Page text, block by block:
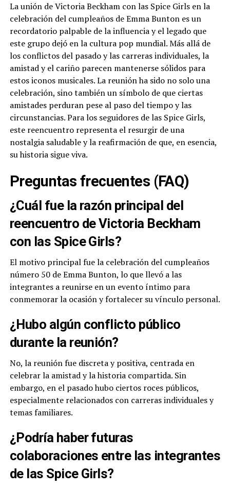
La unión de Victoria Beckham con las Spice Girls en la
celebración del cumpleaños de Emma Bunton es un
recordatorio palpable de la influencia y el legado que
este grupo dejó en la cultura pop mundial. Más allá de
los conflictos del pasado y las carreras individuales, la
amistad y el cariño parecen mantenerse sólidos para
estos iconos musicales. La reunión ha sido no solo una
celebración, sino también un símbolo de que ciertas
amistades perduran pese al paso del tiempo y las
circunstancias. Para los seguidores de las Spice Girls,
este reencuentro representa el resurgir de una
nostalgia saludable y la reafirmación de que, en esencia,
su historia sigue viva.
Preguntas frecuentes (FAQ)
¿Cuál fue la razón principal del
reencuentro de Victoria Beckham
con las Spice Girls?
El motivo principal fue la celebración del cumpleaños
número 50 de Emma Bunton, lo que llevó a las
integrantes a reunirse en un evento íntimo para
conmemorar la ocasión y fortalecer su vínculo personal.
¿Hubo algún conflicto público
durante la reunión?
No, la reunión fue discreta y positiva, centrada en
celebrar la amistad y la historia compartida. Sin
embargo, en el pasado hubo ciertos roces públicos,
especialmente relacionados con carreras individuales y
temas familiares.
¿Podría haber futuras
colaboraciones entre las integrantes
de las Spice Girls?